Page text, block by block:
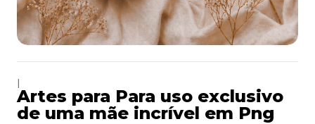
Artes para Para uso exclusivo
de uma mãe incrível em Png